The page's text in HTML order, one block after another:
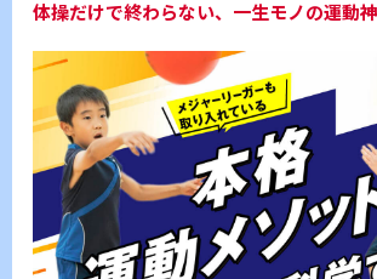
体操だけで終わらない、一生モノの運動神